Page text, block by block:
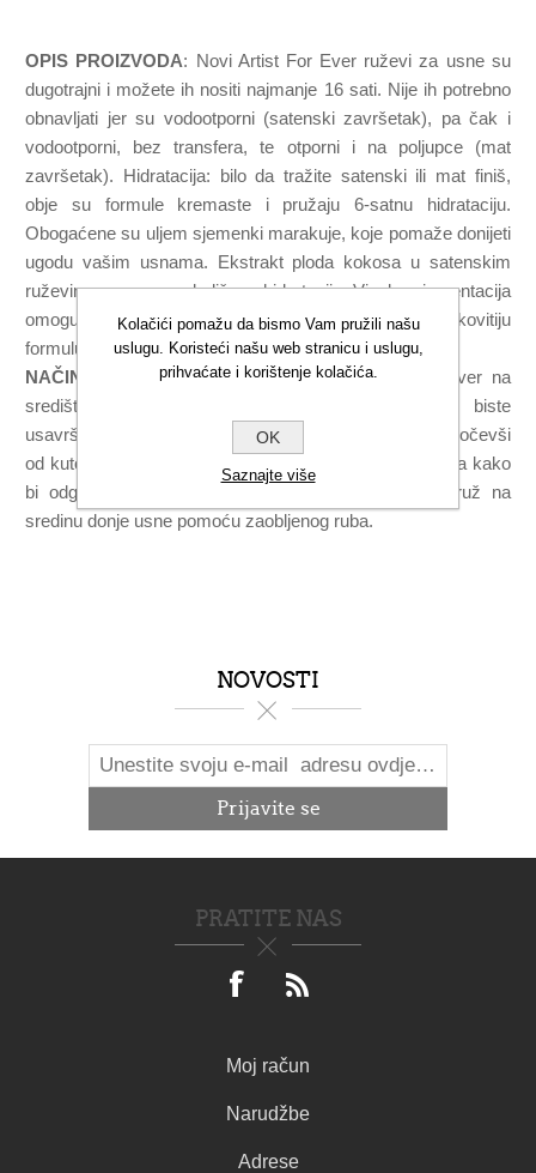
OPIS PROIZVODA: Novi Artist For Ever ruževi za usne su
dugotrajni i možete ih nositi najmanje 16 sati. Nije ih potrebno
obnavljati ​​jer su vodootporni (satenski završetak), pa čak i
vodootporni, bez transfera, te otporni i na poljupce (mat
završetak). Hidratacija: bilo da tražite satenski ili mat finiš,
obje su formule kremaste i pružaju 6-satnu hidrataciju.
Obogaćene su uljem sjemenki marakuje, koje pomaže donijeti
ugodu vašim usnama. Ekstrakt ploda kokosa u satenskim
ruževima za usne poboljšava hidrataciju. Visoka pigmentacija
omogućava Rouge Artist For Ever ruževima najučinkovitiju
formulu ikad!
NAČIN KORIŠTENJA: Nanesite Rouge Artist For Ever na
središte gornje usne, koristeći oštre rubove kako biste
usavršili Kupidov luk. Nanesite Rouge Artist For Ever počevši
od kutova do središta usana okrećući svaki put vrh ruža kako
bi odgovarao svakom kutu gornje usne. Nanesite ruž na
sredinu donje usne pomoću zaobljenog ruba.
NOVOSTI
PRATITE NAS
Moj račun
Narudžbe
Adrese
Kolačići pomažu da bismo Vam pružili našu
uslugu. Koristeći našu web stranicu i uslugu,
prihvaćate i korištenje kolačića.
OK
Saznajte više